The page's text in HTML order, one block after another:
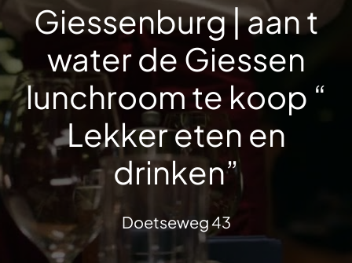
Giessenburg | aan t
water de Giessen
lunchroom te koop “
Lekker eten en
drinken”
Doetseweg 43